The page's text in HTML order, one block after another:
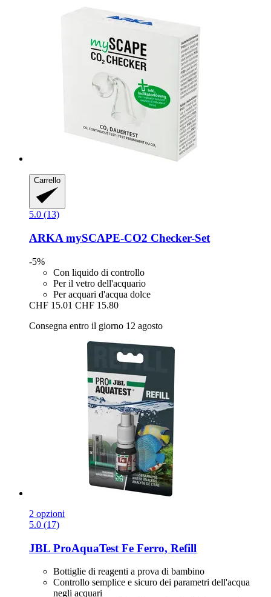
Carrello
5.0 (13)
ARKA mySCAPE-​CO2 Checker-​Set
-5%
Con liquido di controllo
Per il vetro dell'acquario
Per acquari d'acqua dolce
CHF 15.01 CHF 15.80
Consegna entro il giorno 12 agosto
2 opzioni
5.0 (17)
JBL ProAquaTest Fe Ferro, Refill
Bottiglie di reagenti a prova di bambino
Controllo semplice e sicuro dei parametri dell'acqua
negli acquari